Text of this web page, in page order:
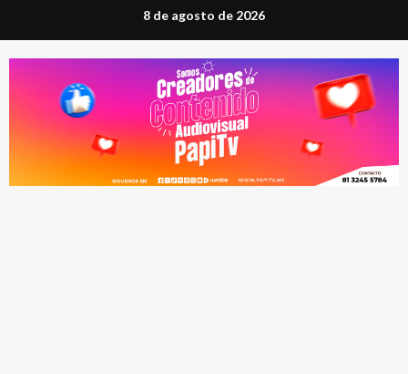
al
contenido
8 de agosto de 2026